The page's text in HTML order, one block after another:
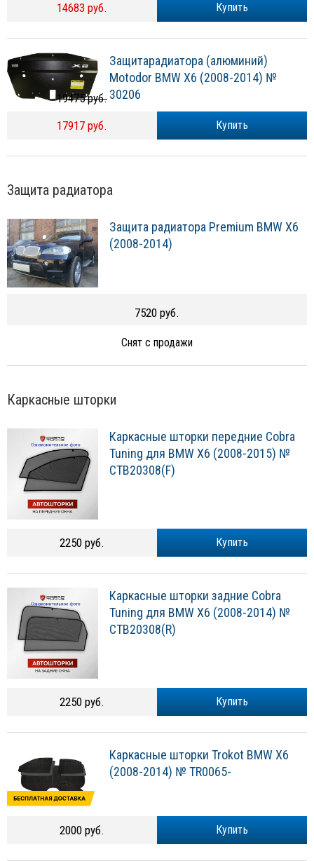
Купить
14683 руб.
Защитарадиатора (алюминий)
Motodor BMW X6 (2008-2014) №
30206
Купить
19475 руб.
17917 руб.
Защита радиатора
Защита радиатора Premium BMW X6
(2008-2014)
7520 руб.
Снят с продажи
Каркасные шторки
Каркасные шторки передние Cobra
Tuning для BMW X6 (2008-2015) №
CTB20308(F)
Купить
2250 руб.
Каркасные шторки задние Cobra
Tuning для BMW X6 (2008-2014) №
CTB20308(R)
Купить
2250 руб.
Каркасные шторки Trokot BMW X6
(2008-2014) № TR0065-
Купить
2000 руб.